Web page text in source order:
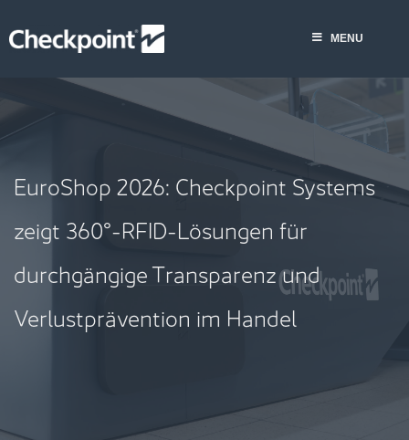
to
MENU
EuroShop 2026: Checkpoint Systems
zeigt 360°-RFID-Lösungen für
durchgängige Transparenz und
Verlustprävention im Handel